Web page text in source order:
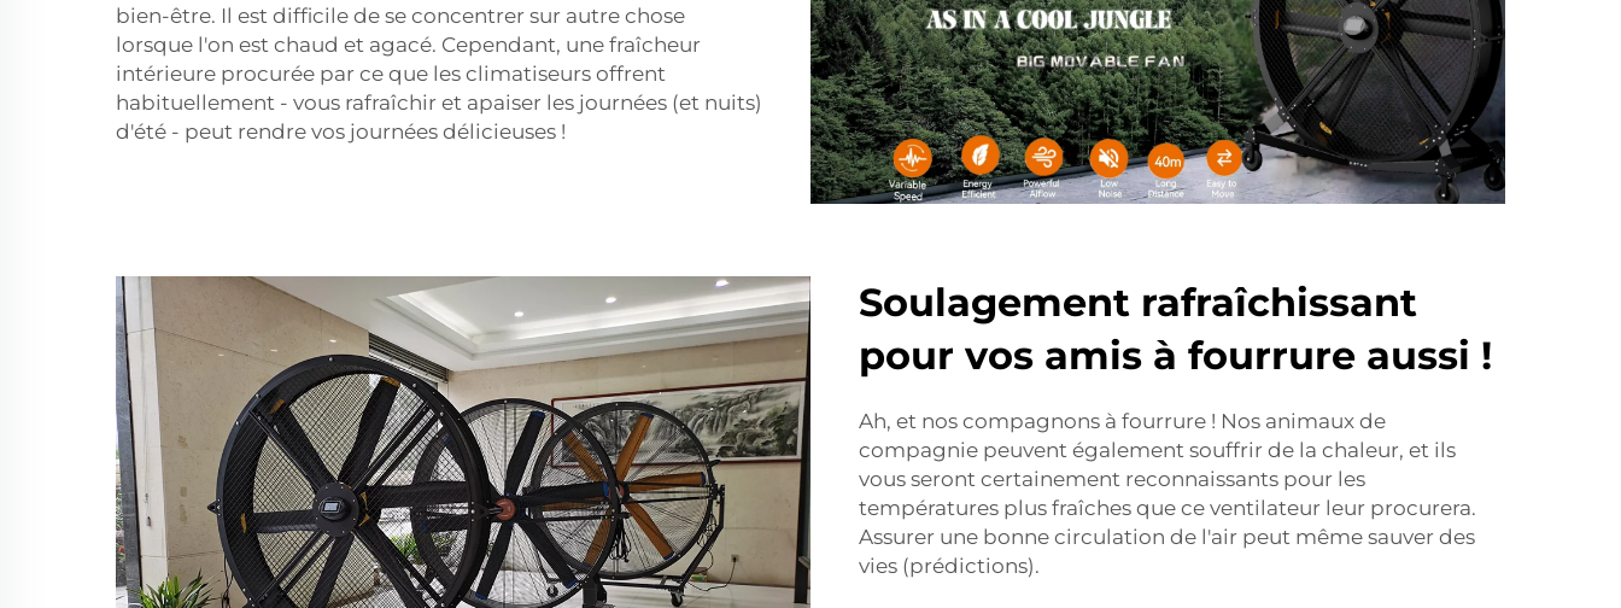
bien-être. Il est difficile de se concentrer sur autre chose
lorsque l'on est chaud et agacé. Cependant, une fraîcheur
intérieure procurée par ce que les climatiseurs offrent
habituellement - vous rafraîchir et apaiser les journées (et nuits)
d'été - peut rendre vos journées délicieuses !
Soulagement rafraîchissant
pour vos amis à fourrure aussi !
Ah, et nos compagnons à fourrure ! Nos animaux de
compagnie peuvent également souffrir de la chaleur, et ils
vous seront certainement reconnaissants pour les
températures plus fraîches que ce ventilateur leur procurera.
Assurer une bonne circulation de l'air peut même sauver des
vies (prédictions).